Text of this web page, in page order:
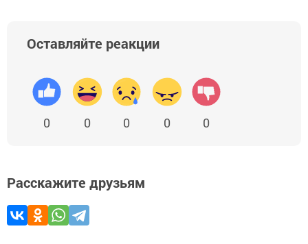
Оставляйте реакции
0 0 0 0 0
Расскажите друзьям